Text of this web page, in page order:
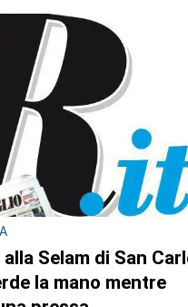
Selam di San
la mano mentre